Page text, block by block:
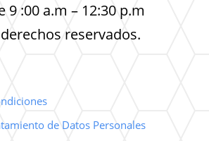
9 :00 a.m – 12:30 p.m
reservados.
de Datos Personales